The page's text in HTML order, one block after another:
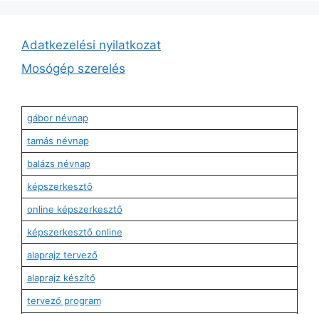
Adatkezelési nyilatkozat
Mosógép szerelés
gábor névnap
tamás névnap
balázs névnap
képszerkesztő
online képszerkesztő
képszerkesztő online
alaprajz tervező
alaprajz készítő
tervező program